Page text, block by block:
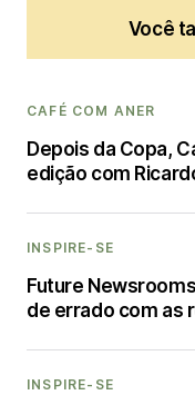
Você
CAFÉ COM ANER
Depois da Copa,
edição com
INSPIRE-SE
Future
de errado com as
INSPIRE-SE